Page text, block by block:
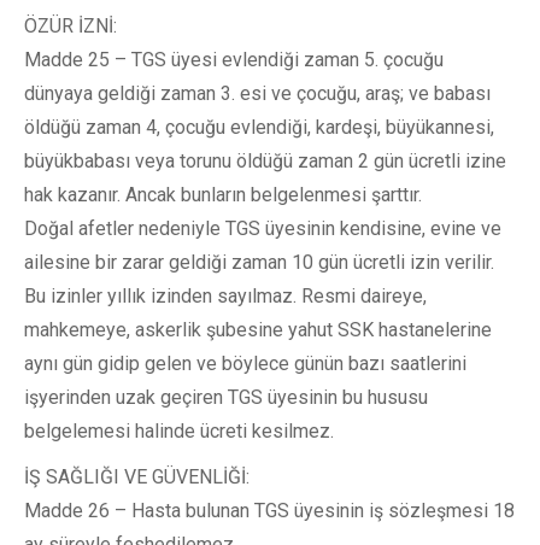
ÖZÜR İZNİ:
Madde 25 – TGS üyesi evlendiği zaman 5. çocuğu
dünyaya geldiği zaman 3. esi ve çocuğu, araş; ve babası
öldüğü zaman 4, çocuğu evlendiği, kardeşi, büyükannesi,
büyükbabası veya torunu öldüğü zaman 2 gün ücretli izine
hak kazanır. Ancak bunların belgelenmesi şarttır.
Doğal afetler nedeniyle TGS üyesinin kendisine, evine ve
ailesine bir zarar geldiği zaman 10 gün ücretli izin verilir.
Bu izinler yıllık izinden sayılmaz. Resmi daireye,
mahkemeye, askerlik şubesine yahut SSK hastanelerine
aynı gün gidip gelen ve böylece günün bazı saatlerini
işyerinden uzak geçiren TGS üyesinin bu hususu
belgelemesi halinde ücreti kesilmez.
İŞ SAĞLIĞI VE GÜVENLİĞİ:
Madde 26 – Hasta bulunan TGS üyesinin iş sözleşmesi 18